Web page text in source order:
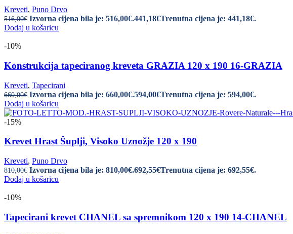
Kreveti, Puno Drvo
516,00€ Izvorna cijena bila je: 516,00€.441,18€Trenutna cijena je: 441,18€.
Dodaj u košaricu
-10%
Konstrukcija tapeciranog kreveta GRAZIA 120 x 190 16-GRAZIA
Kreveti, Tapecirani
660,00€ Izvorna cijena bila je: 660,00€.594,00€Trenutna cijena je: 594,00€.
Dodaj u košaricu
-15%
Krevet Hrast Šuplji, Visoko Uznožje 120 x 190
Kreveti, Puno Drvo
810,00€ Izvorna cijena bila je: 810,00€.692,55€Trenutna cijena je: 692,55€.
Dodaj u košaricu
-10%
Tapecirani krevet CHANEL sa spremnikom 120 x 190 14-CHANEL